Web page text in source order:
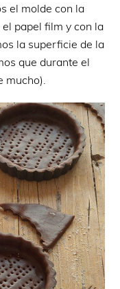
el molde con la
papel film y con la
la superficie de la
que durante el